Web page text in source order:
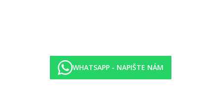
WHATSAPP - NAPIŠTE NÁM